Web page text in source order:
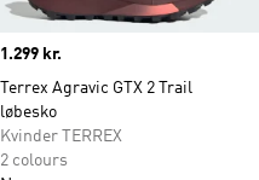
Price
1.299 kr.
Terrex Agravic GTX 2 Trail
løbesko
Kvinder TERREX
2 colours